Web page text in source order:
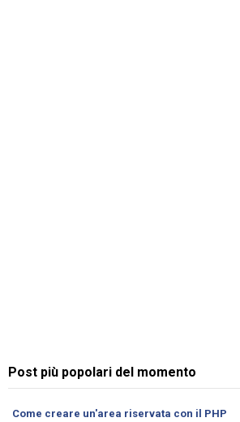
Post più popolari del momento
Come creare un'area riservata con il PHP